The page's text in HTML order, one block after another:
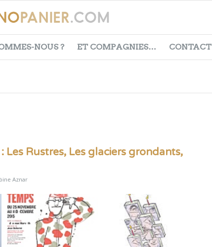
NOUS ? ET COMPAGNIES… CONTACT
Rustres, Les glaciers grondants,
Aznar